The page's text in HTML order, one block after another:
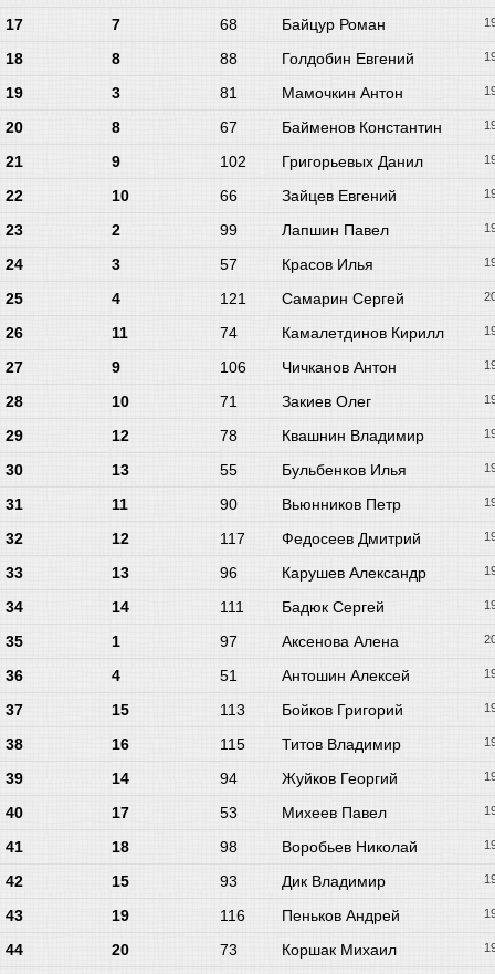
17 7 68 Байцур Роман
18 8 88 Голдобин Евгений
19 3 81 Мамочкин Антон
20 8 67 Байменов Константин
21 9 102 Григорьевых Данил
22 10 66 Зайцев Евгений
23 2 99 Лапшин Павел
24 3 57 Красов Илья
25 4 121 Самарин Сергей
26 11 74 Камалетдинов Кирилл
27 9 106 Чичканов Антон
28 10 71 Закиев Олег
29 12 78 Квашнин Владимир
30 13 55 Бульбенков Илья
31 11 90 Вьюнников Петр
32 12 117 Федосеев Дмитрий
33 13 96 Карушев Александр
34 14 111 Бадюк Сергей
35 1 97 Аксенова Алена
36 4 51 Антошин Алексей
37 15 113 Бойков Григорий
38 16 115 Титов Владимир
39 14 94 Жуйков Георгий
40 17 53 Михеев Павел
41 18 98 Воробьев Николай
42 15 93 Дик Владимир
43 19 116 Пеньков Андрей
44 20 73 Коршак Михаил